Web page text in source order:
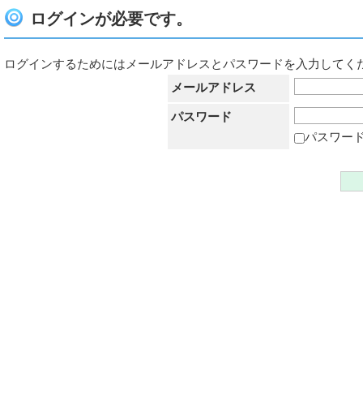
ログインが必要です。
ログインするためにはメールアドレスとパスワードを入力してく
メールアドレス
パスワード
パスワー